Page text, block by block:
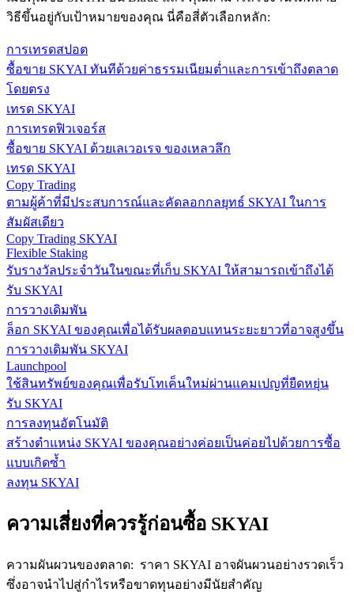
วิธีขึ้นอยู่กับเป้าหมายของคุณ นี่คือสี่ตัวเลือกหลัก:
การเทรดสปอต
ซื้อขาย SKYAI ทันทีด้วยค่าธรรมเนียมต่ำและการเข้าถึงตลาด
โดยตรง
เทรด SKYAI
การเทรดฟิวเจอร์ส
ซื้อขาย SKYAI ด้วยเลเวอเรจ ของเหลวลึก
เทรด SKYAI
Copy Trading
ตามผู้ค้าที่มีประสบการณ์และคัดลอกกลยุทธ์ SKYAI ในการ
สัมผัสเดียว
Copy Trading SKYAI
Flexible Staking
รับรางวัลประจำวันในขณะที่เก็บ SKYAI ให้สามารถเข้าถึงได้
รับ SKYAI
การวางเดิมพัน
ล็อก SKYAI ของคุณเพื่อได้รับผลตอบแทนระยะยาวที่อาจสูงขึ้น
การวางเดิมพัน SKYAI
Launchpool
ใช้สินทรัพย์ของคุณเพื่อรับโทเค็นใหม่ผ่านแคมเปญที่ยืดหยุ่น
รับ SKYAI
การลงทุนอัตโนมัติ
สร้างตำแหน่ง SKYAI ของคุณอย่างค่อยเป็นค่อยไปด้วยการซื้อ
แบบเกิดซ้ำ
ลงทุน SKYAI
ความเสี่ยงที่ควรรู้ก่อนซื้อ SKYAI
ความผันผวนของตลาด: ราคา SKYAI อาจผันผวนอย่างรวดเร็ว
ซึ่งอาจนำไปสู่กำไรหรือขาดทุนอย่างมีนัยสำคัญ